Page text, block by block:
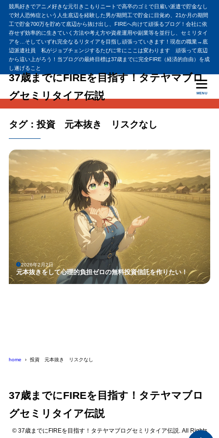
競馬好きでアニメ好きな元引きこもりニートで高卒のゴミで日雇い派遣で貯金なし
で対人恐怖症という人生底辺を経験した男が期間工で貯金に目覚め、21か月の期間
工で貯金700万を貯めて底辺から抜け出し、FIREへ向けて頑張るブログ！会社に依
存せず効率的に生きていく方法や考え方や資産運用や副業等を並行し、セミリタイ
アを…そしていずれ完全なるリタイアを目指し頑張っていきます！現在の職業→底
辺派遣社員 私がジョブチェンジするたびに常にここは変わります 頑張って底辺
から這い上がろう！当ブログの最終目標は37歳までに完全FIRE（経済的自由）を成
し遂げること
37歳までにFIREを目指す！タテヤマブロ
グセミリタイア伝説
MENU
タグ：投資 元本抜き リスクなし
2026年2月2日
元本抜きをして心理的負担ゼロの無料投資信託を作りたい！
home 投資 元本抜き リスクなし
37歳までにFIREを目指す！タテヤマブロ
グセミリタイア伝説
© 37歳までにFIREを目指す！タテヤマブログセミリタイア伝説. All Rights